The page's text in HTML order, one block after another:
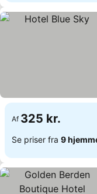
Af 325 kr.
Se priser fra 9